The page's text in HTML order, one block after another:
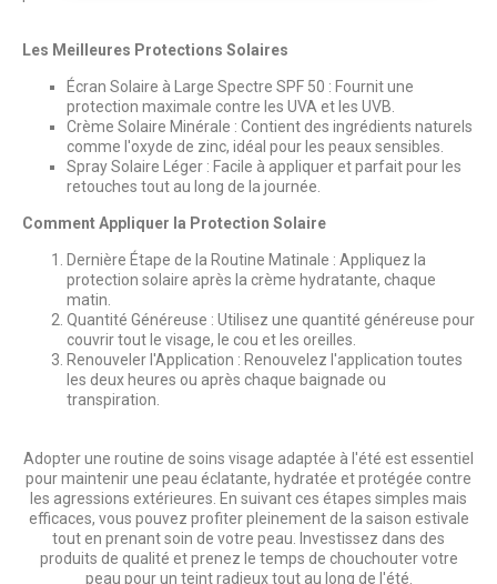
Les Meilleures Protections Solaires
Écran Solaire à Large Spectre SPF 50 : Fournit une
protection maximale contre les UVA et les UVB.
Crème Solaire Minérale : Contient des ingrédients naturels
comme l'oxyde de zinc, idéal pour les peaux sensibles.
Spray Solaire Léger : Facile à appliquer et parfait pour les
retouches tout au long de la journée.
Comment Appliquer la Protection Solaire
Dernière Étape de la Routine Matinale : Appliquez la
protection solaire après la crème hydratante, chaque
matin.
Quantité Généreuse : Utilisez une quantité généreuse pour
couvrir tout le visage, le cou et les oreilles.
Renouveler l'Application : Renouvelez l'application toutes
les deux heures ou après chaque baignade ou
transpiration.
Adopter une routine de soins visage adaptée à l'été est essentiel
pour maintenir une peau éclatante, hydratée et protégée contre
les agressions extérieures. En suivant ces étapes simples mais
efficaces, vous pouvez profiter pleinement de la saison estivale
tout en prenant soin de votre peau. Investissez dans des
produits de qualité et prenez le temps de chouchouter votre
peau pour un teint radieux tout au long de l'été.